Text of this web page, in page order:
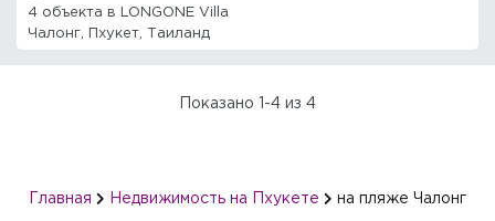
4 объекта в
LONGONE Villa
Чалонг, Пхукет, Таиланд
Показано 1-4 из 4
Главная Недвижимость на Пхукете на пляже Чалонг